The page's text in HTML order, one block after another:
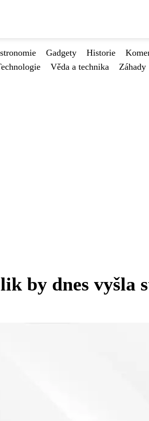
Gadgety Historie
Věda a technika Záhady
by dnes vyšla